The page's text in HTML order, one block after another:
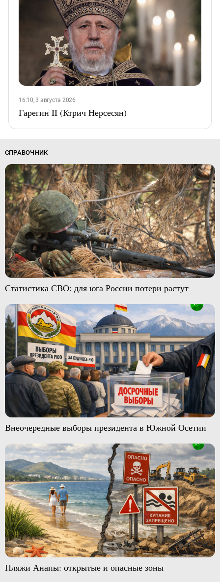
16:10, 3 августа 2026
Гарегин II (Ктрич Нерсесян)
СПРАВОЧНИК
Статистика СВО: для юга России потери растут
Внеочередные выборы президента в Южной Осетии
Пляжи Анапы: открытые и опасные зоны